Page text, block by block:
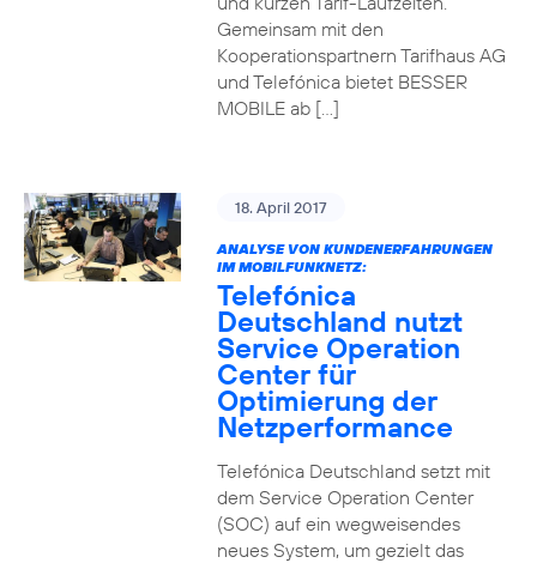
Gemeinsam mit den
Kooperationspartnern Tarifhaus AG
und Telefónica bietet BESSER
MOBILE ab […]
18. April 2017
ANALYSE VON KUNDENERFAHRUNGEN
IM MOBILFUNKNETZ:
Telefónica
Deutschland nutzt
Service Operation
Center für
Optimierung der
Netzperformance
Telefónica Deutschland setzt mit
dem Service Operation Center
(SOC) auf ein wegweisendes
neues System, um gezielt das